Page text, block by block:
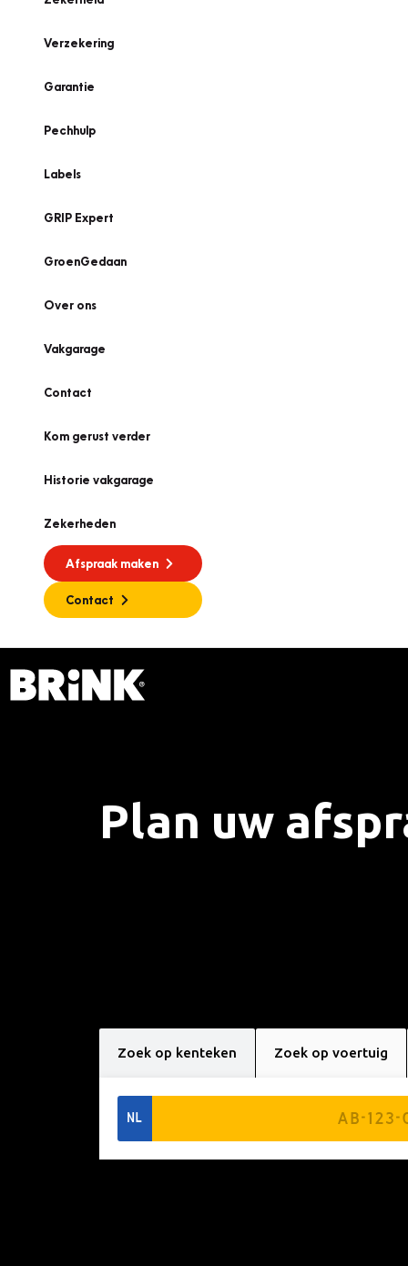
Verzekering
Garantie
Pechhulp
Labels
GRIP Expert
GroenGedaan
Over ons
Vakgarage
Contact
Kom gerust verder
Historie vakgarage
Zekerheden
Afspraak maken
Contact